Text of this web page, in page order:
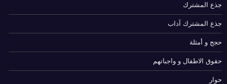
جذع المشترك
جذع المشترك آداب
حجج و أمثلة
حقوق الاطفال و واجباتهم
حوار